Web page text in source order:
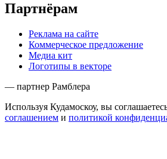
Партнёрам
Реклама на сайте
Коммерческое предложение
Медиа кит
Логотипы в векторе
— партнер Рамблера
Используя Кудамоскоу, вы
соглашением и политикой